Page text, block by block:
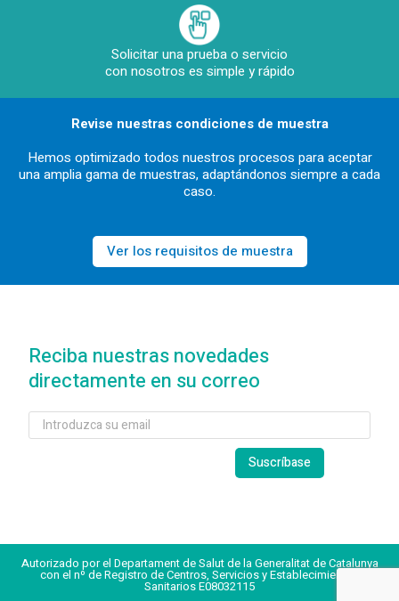
Solicitar una prueba o servicio
con nosotros es simple y rápido
Revise nuestras condiciones de muestra
Hemos optimizado todos nuestros procesos para aceptar
una amplia gama de muestras, adaptándonos siempre a cada
caso.
Ver los requisitos de muestra
Reciba nuestras novedades
directamente en su correo
Autorizado por el Departament de Salut de la Generalitat de Catalunya
con el nº de Registro de Centros, Servicios y Establecimientos
Sanitarios E08032115